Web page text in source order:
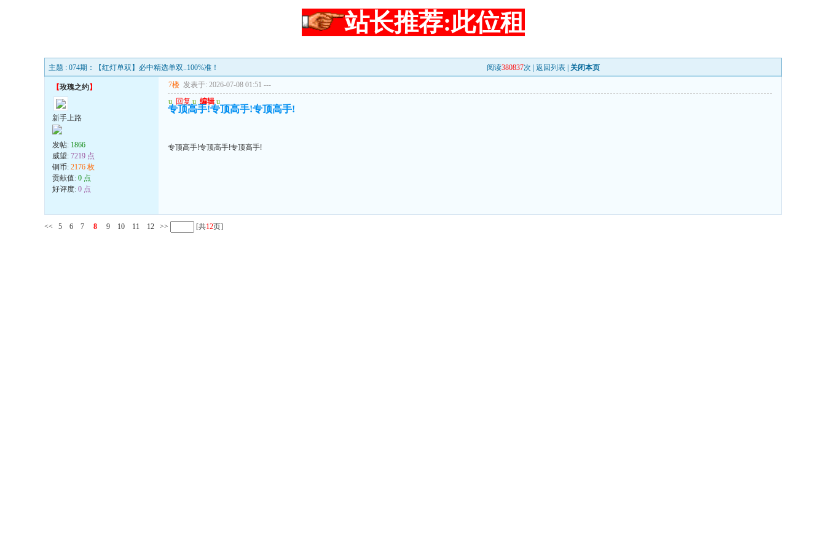
站长推荐:此位租
主题 : 074期：【红灯单双】必中精选单双..100%准！ 阅读380837次 | 返回列表 关闭本页
【玫瑰之约】
新手上路
发帖: 1866
威望: 7219 点
铜币: 2176 枚
贡献值: 0 点
好评度: 0 点
7楼 发表于: 2026-07-08 01:51 ---
u 回复 u 编辑 u
专顶高手!专顶高手!专顶高手!
专顶高手!专顶高手!专顶高手!
<< 5 6 7 8 9 10 11 12 >> [共12页]